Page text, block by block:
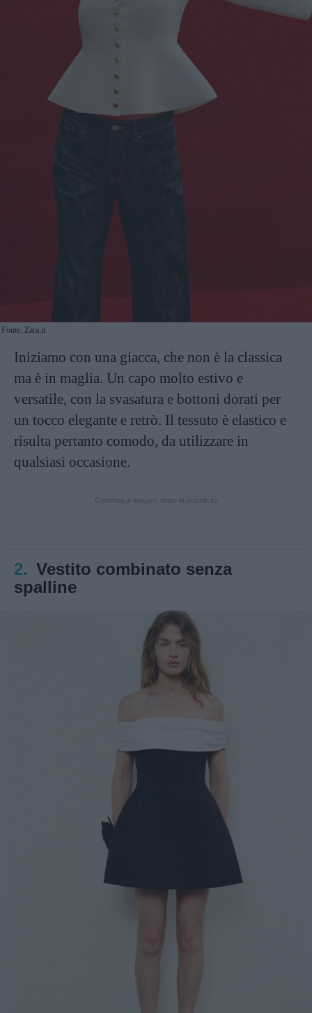
Fonte: Zara.it
Iniziamo con una giacca, che non è la classica
ma è in maglia. Un capo molto estivo e
versatile, con la svasatura e bottoni dorati per
un tocco elegante e retrò. Il tessuto è elastico e
risulta pertanto comodo, da utilizzare in
qualsiasi occasione.
2. Vestito combinato senza
spalline